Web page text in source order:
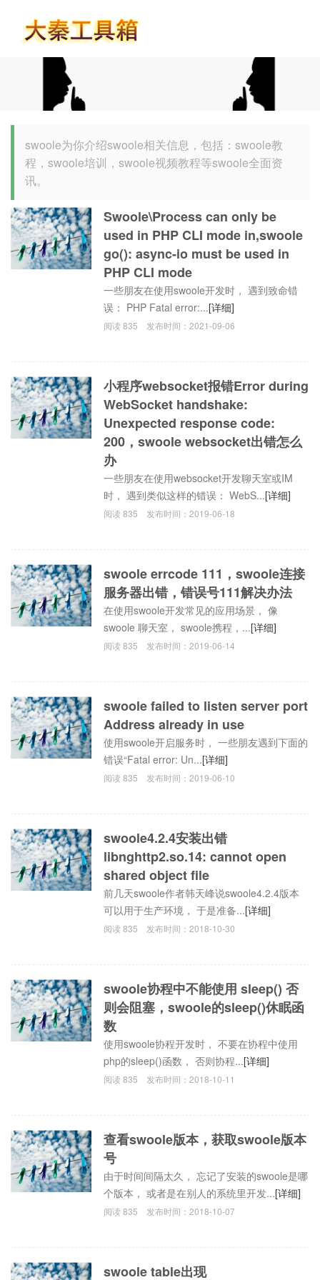
swoole为你介绍swoole相关信息，包括：swoole教
程，swoole培训，swoole视频教程等swoole全面资
讯。
Swoole\Process can only be
used in PHP CLI mode in,swoole
go(): async-io must be used in
PHP CLI mode
一些朋友在使用swoole开发时， 遇到致命错
误： PHP Fatal error:...[详细]
阅读835 发布时间：2021-09-06
小程序websocket报错Error during
WebSocket handshake:
Unexpected response code:
200，swoole websocket出错怎么
办
一些朋友在使用websocket开发聊天室或IM
时， 遇到类似这样的错误： WebS...[详细]
阅读835 发布时间：2019-06-18
swoole errcode 111，swoole连接
服务器出错，错误号111解决办法
在使用swoole开发常见的应用场景， 像
swoole 聊天室， swoole携程，...[详细]
阅读835 发布时间：2019-06-14
swoole failed to listen server port
Address already in use
使用swoole开启服务时， 一些朋友遇到下面的
错误“Fatal error: Un...[详细]
阅读835 发布时间：2019-06-10
swoole4.2.4安装出错
libnghttp2.so.14: cannot open
shared object file
前几天swoole作者韩天峰说swoole4.2.4版本
可以用于生产环境， 于是准备...[详细]
阅读835 发布时间：2018-10-30
swoole协程中不能使用 sleep() 否
则会阻塞，swoole的sleep()休眠函
数
使用swoole协程开发时， 不要在协程中使用
php的sleep()函数， 否则协程...[详细]
阅读835 发布时间：2018-10-11
查看swoole版本，获取swoole版本
号
由于时间间隔太久， 忘记了安装的swoole是哪
个版本， 或者是在别人的系统里开发...[详细]
阅读835 发布时间：2018-10-07
swoole table出现